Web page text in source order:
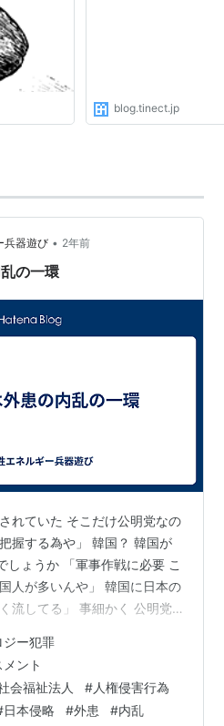
blog.tinect.jp
兵器遊び • 2年前
の一環
れていた そこだけ公明党なの
握する為や」 韓国？ 韓国が
しょうか 「軍事作戦に必要 こ
人が多いんや」 韓国に日本の
流してる」 事細かく 公明党
？ 「この国の支配や」 「宗
界を作り上げるのが 我々の使
いう教え」 「組織の増大」
目的で 韓国が日本で ミャク
ジー犯罪
ント
会福祉法人 #人権侵害行為
日本侵略 #外患 #内乱